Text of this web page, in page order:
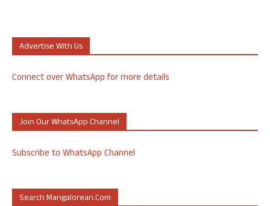
Advertise With Us
Connect over WhatsApp for more details
Join Our WhatsApp Channel
Subscribe to WhatsApp Channel
Search Mangalorean.com